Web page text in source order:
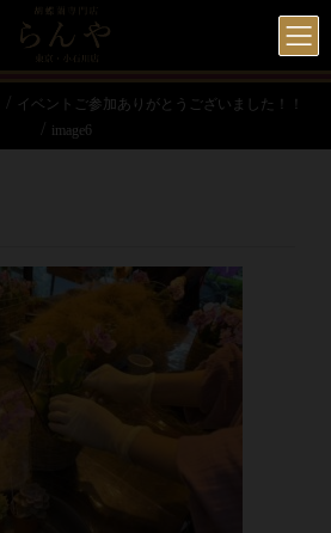
イベントご参加ありがとうございました！！
image6